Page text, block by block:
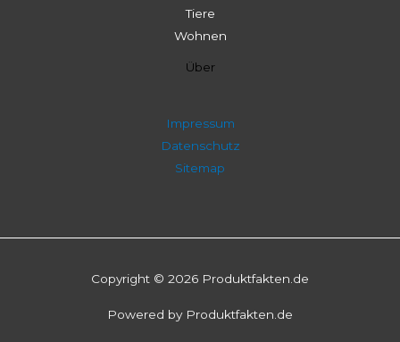
Tiere
Wohnen
Über
Impressum
Datenschutz
Sitemap
Copyright © 2026 Produktfakten.de
Powered by Produktfakten.de